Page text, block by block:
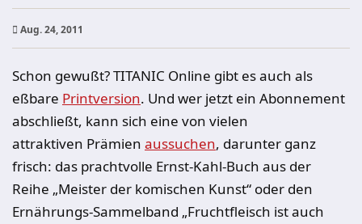
Aug. 24, 2011
Schon gewußt? TITANIC Online gibt es auch als
eßbare Printversion. Und wer jetzt ein Abonnement
abschließt, kann sich eine von vielen
attraktiven Prämien aussuchen, darunter ganz
frisch: das prachtvolle Ernst-Kahl-Buch aus der
Reihe „Meister der komischen Kunst“ oder den
Ernährungs-Sammelband „Fruchtfleisch ist auch